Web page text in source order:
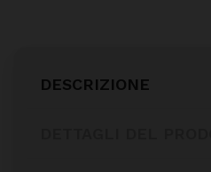
DESCRIZIONE